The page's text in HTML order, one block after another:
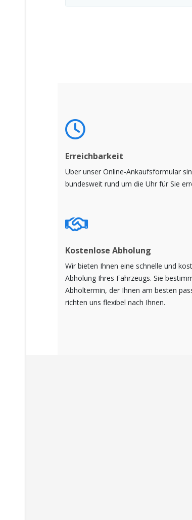
Erreichbarkeit
Über unser Online-Ankaufsformular
bundesweit rund um die Uhr für Sie
Kostenlose Abholung
Wir bieten Ihnen eine schnelle und
Abholung Ihres Fahrzeugs. Sie
Abholtermin, der Ihnen am besten
richten uns flexibel nach Ihnen.